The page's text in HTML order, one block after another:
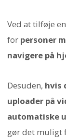
Ved at tilføje
for personer
navigere på
Desuden, hvis
uploader på
automatiske
gør det muligt